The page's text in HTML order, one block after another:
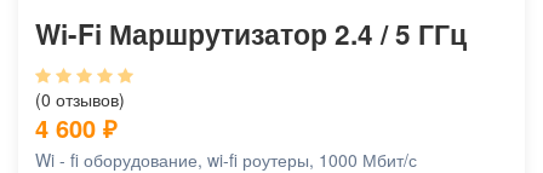
Афиша Обучение Проекты
Wi-Fi Маршрутизатор 2.4 / 5 ГГц
(0 отзывов)
4 600 ₽
Wi - fi оборудование, wi-fi роутеры, 1000 Мбит/с